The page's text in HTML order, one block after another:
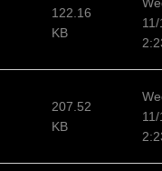
122.16
KB
207.52
KB